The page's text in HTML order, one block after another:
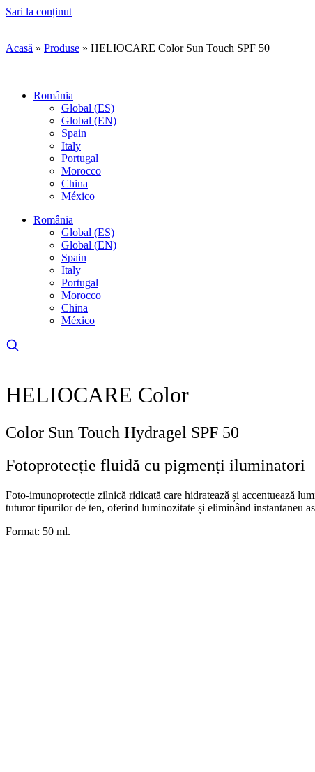
Sari la conținut
Acasă » Produse » HELIOCARE Color Sun Touch SPF 50
România
Global (ES)(se deschide într-o filă nouă, link extern)
Global (EN)(se deschide într-o filă nouă, link extern)
Spain
Italy(se deschide într-o filă nouă, link extern)
Portugal
Morocco(se deschide într-o filă nouă, link extern)
China
México(se deschide într-o filă nouă, link extern)
România
Global (ES)(se deschide într-o filă nouă, link extern)
Global (EN)(se deschide într-o filă nouă, link extern)
Spain
Italy(se deschide într-o filă nouă, link extern)
Portugal
Morocco(se deschide într-o filă nouă, link extern)
China
México(se deschide într-o filă nouă, link extern)
HELIOCARE Color
Color Sun Touch Hydragel SPF 50
Fotoprotecție fluidă cu pigmenți iluminatori
Foto-imunoprotecție zilnică ridicată care hidratează și accentuează
tuturor tipurilor de ten, oferind luminozitate și eliminând instantaneu
Format: 50 ml.